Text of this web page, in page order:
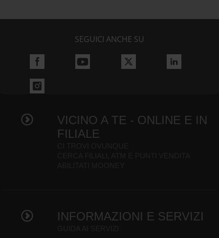
SEGUICI ANCHE SU
VICINO A TE - ONLINE E IN
FILIALE
INFORMAZIONI E SERVIZI